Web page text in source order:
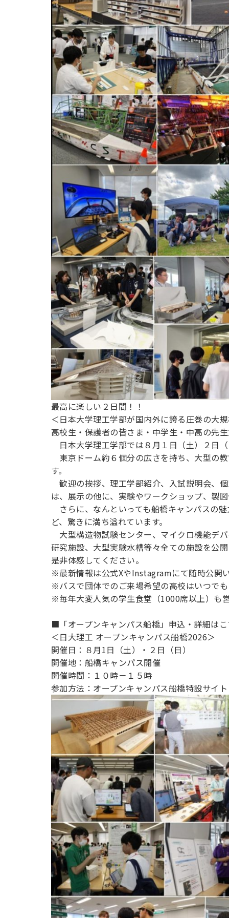
キャンパス案内
新たなタグライン、VIについて
日大理工の教育
学科／
専攻
科／情
報科学
専攻
用化学
攻
数学科
／専攻
地理学
専攻
量子理
工学専
攻
日本大学短期大学部（理工学部併
設・船橋校舎）
行きたい学科を選べる
総合型選抜
帰国生選抜/外国人留学生選抜
入学者納入金
令和9年度 入学者選抜日程
一般選抜 N全学
一般選抜 A個別
総合型選抜
編入学試験（一
NU就職ナビ
インターンシップについて
最高に楽しい２日間！！
＜日本大学理工学部が国内外に誇る圧巻の大
高校生・保護者の皆さま・中学生・中高の先
日本大学理工学部では８月１日（土）２日
東京ドーム約６個分の広さを持ち、大型の
す。
歓迎の挨拶、理工学部紹介、入試説明会、
は、展示の他に、実験やワークショップ、製
さらに、なんといっても船橋キャンパスの
ど、驚きに満ち溢れています。
大型構造物試験センター、マイクロ機能デ
研究施設、大型実験水槽等々全ての施設を公
是非体感してください。
※最新情報は公式XやInstagramにて随時公開
※バスで団体でのご来場希望の高校はいつで
※毎年大変人気の学生食堂（1000席以上）も
■「オープンキャンパス船橋」申込・詳細は
＜日大理工 オープンキャンパス船橋2026＞
開催日：８月1日（土）・２日（日）
開催地：船橋キャンパス開催
開催時間：１０時－１５時
参加方法：オープンキャンパス船橋特設サイ